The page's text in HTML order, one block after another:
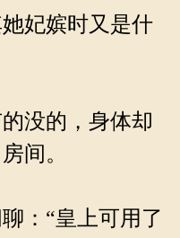
妃嫔时又是什
没的，身体却
间。
：“皇上可用了